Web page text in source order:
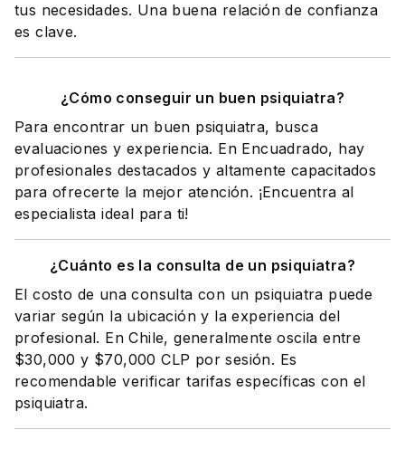
tus necesidades. Una buena relación de confianza
es clave.
¿Cómo conseguir un buen psiquiatra?
Para encontrar un buen psiquiatra, busca
evaluaciones y experiencia. En Encuadrado, hay
profesionales destacados y altamente capacitados
para ofrecerte la mejor atención. ¡Encuentra al
especialista ideal para ti!
¿Cuánto es la consulta de un psiquiatra?
El costo de una consulta con un psiquiatra puede
variar según la ubicación y la experiencia del
profesional. En Chile, generalmente oscila entre
$30,000 y $70,000 CLP por sesión. Es
recomendable verificar tarifas específicas con el
psiquiatra.